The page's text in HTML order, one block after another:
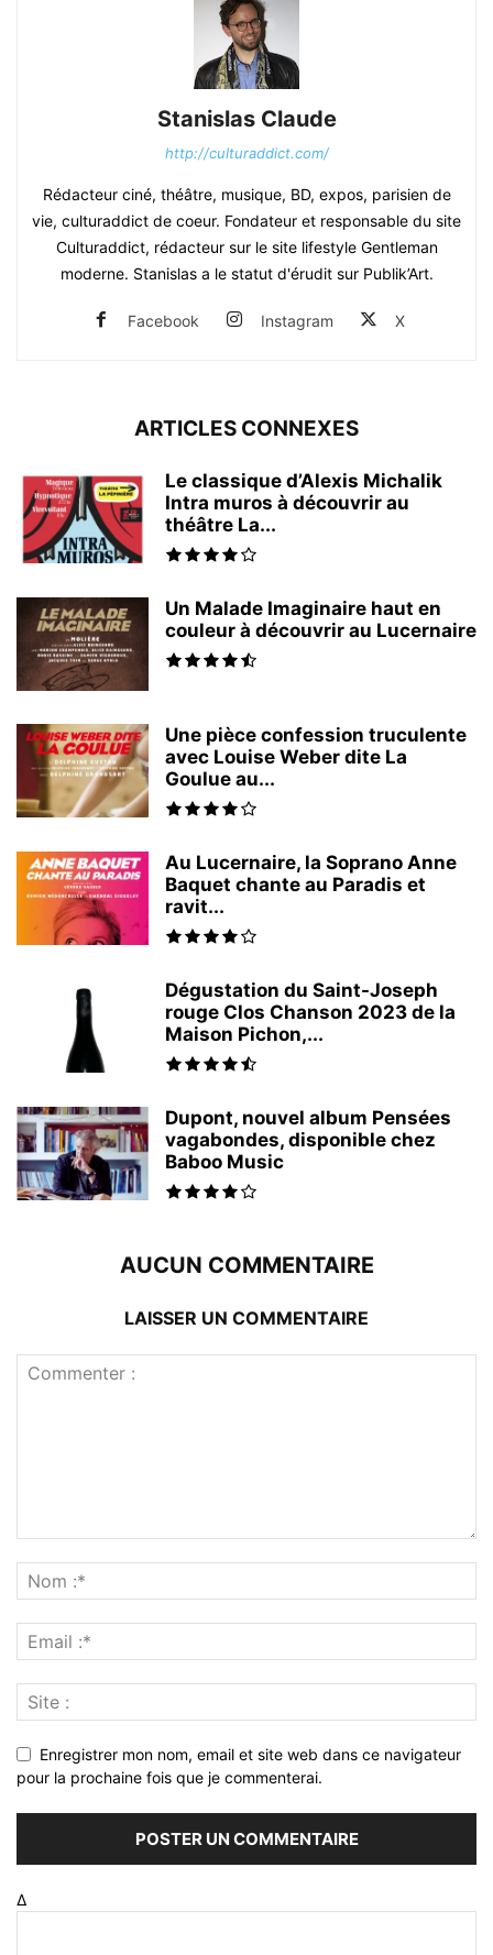
Stanislas Claude
http://culturaddict.com/
Rédacteur ciné, théâtre, musique, BD, expos, parisien de
vie, culturaddict de coeur. Fondateur et responsable du site
Culturaddict, rédacteur sur le site lifestyle Gentleman
moderne. Stanislas a le statut d'érudit sur Publik’Art.
Facebook Instagram X
ARTICLES CONNEXES
Le classique d’Alexis Michalik
Intra muros à découvrir au
théâtre La...
Un Malade Imaginaire haut en
couleur à découvrir au Lucernaire
Une pièce confession truculente
avec Louise Weber dite La
Goulue au...
Au Lucernaire, la Soprano Anne
Baquet chante au Paradis et
ravit...
Dégustation du Saint-Joseph
rouge Clos Chanson 2023 de la
Maison Pichon,...
Dupont, nouvel album Pensées
vagabondes, disponible chez
Baboo Music
AUCUN COMMENTAIRE
LAISSER UN COMMENTAIRE
Enregistrer mon nom, email et site web dans ce navigateur
pour la prochaine fois que je commenterai.
Δ